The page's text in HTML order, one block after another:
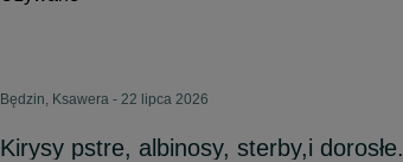
Będzin, Ksawera - 22 lipca 2026
Kirysy pstre, albinosy, sterby,i dorosłe.